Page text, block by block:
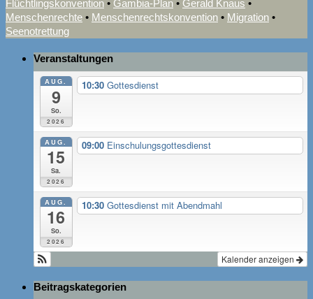
Flüchtlingskonvention • Gambia-Plan • Gerald Knaus •
Menschenrechte • Menschenrechtskonvention • Migration •
Seenotrettung
Veranstaltungen
AUG.
9
So.
2026
10:30 Gottesdienst
AUG.
15
Sa.
2026
09:00 Einschulungsgottesdienst
AUG.
16
So.
2026
10:30 Gottesdienst mit Abendmahl
Kalender anzeigen
Beitragskategorien